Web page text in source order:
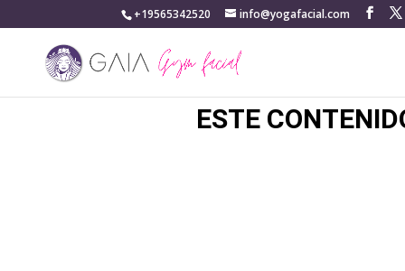
+19565342520 info@yogafacial.com
ESTE